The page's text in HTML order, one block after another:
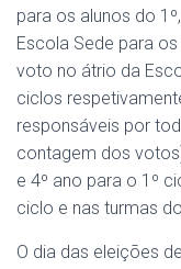
para os alunos do
Escola Sede para
voto no átrio da
ciclos
responsáveis por
contagem dos
e 4º ano para o 1º
ciclo e nas turmas
O dia das eleições